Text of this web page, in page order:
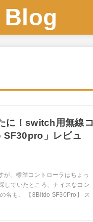
Blog
に！switch用無線コ
SF30pro」レビュ
が、標準コントローラはちょっ
していたところ、ナイスなコン
名も、 【8Bitdo SF30Pro】 ス